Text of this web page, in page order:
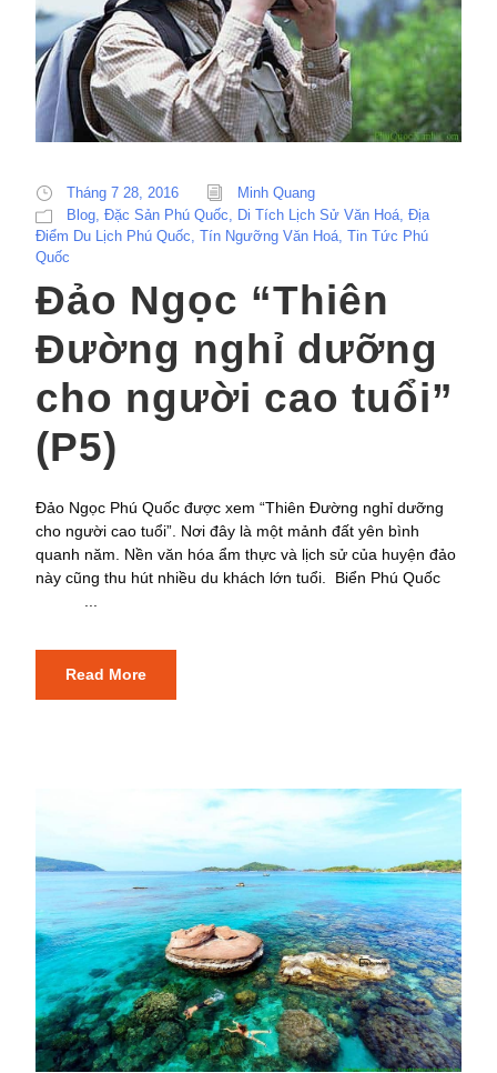
Tháng 7 28, 2016
Minh Quang
Blog Đặc Sản Phú Quốc Di Tích Lịch Sử Văn Hoá Địa
Điểm Du Lịch Phú Quốc Tín Ngưỡng Văn Hoá Tin Tức Phú
Quốc
Đảo Ngọc “Thiên
Đường nghỉ dưỡng
cho người cao tuổi”
(P5)
Đảo Ngọc Phú Quốc được xem “Thiên Đường nghỉ dưỡng
cho người cao tuổi”. Nơi đây là một mảnh đất yên bình
quanh năm. Nền văn hóa ẩm thực và lịch sử của huyện đảo
này cũng thu hút nhiều du khách lớn tuổi. Biển Phú Quốc
Read More